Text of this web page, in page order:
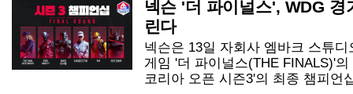
넥슨 '더 파이널스', WDG
린다
넥슨은 13일 자회사 엠바크 스튜
게임 '더 파이널스(THE FINALS)'
코리아 오픈 시즌3'의 최종 챔피언